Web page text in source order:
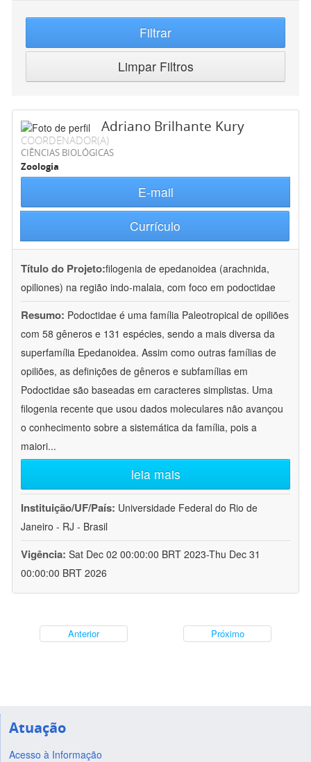
Filtrar
Limpar Filtros
Adriano Brilhante Kury
COORDENADOR(A)
CIÊNCIAS BIOLÓGICAS
Zoologia
E-mail
Currículo
Título do Projeto:filogenia de epedanoidea (arachnida,
opiliones) na região indo-malaia, com foco em podoctidae
Resumo: Podoctidae é uma família Paleotropical de opiliões
com 58 gêneros e 131 espécies, sendo a mais diversa da
superfamília Epedanoidea. Assim como outras famílias de
opiliões, as definições de gêneros e subfamílias em
Podoctidae são baseadas em caracteres simplistas. Uma
filogenia recente que usou dados moleculares não avançou
o conhecimento sobre a sistemática da família, pois a
maiori...
leia mais
Instituição/UF/País: Universidade Federal do Rio de
Janeiro - RJ - Brasil
Vigência: Sat Dec 02 00:00:00 BRT 2023-Thu Dec 31
00:00:00 BRT 2026
Anterior Próximo
Atuação
Acesso à Informação